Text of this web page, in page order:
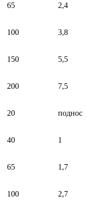
65 2,4
100 3,8
150 5,5
200 7,5
20 поднос
40 1
65 1,7
100 2,7